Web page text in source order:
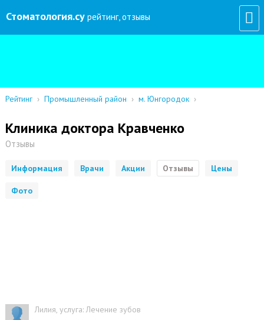
Стоматология.су рейтинг, отзывы
Рейтинг › Промышленный район › м. Юнгородок ›
Клиника доктора Кравченко
Отзывы
Информация Врачи Акции Отзывы Цены
Фото
Лилия, услуга:Лечение зубов